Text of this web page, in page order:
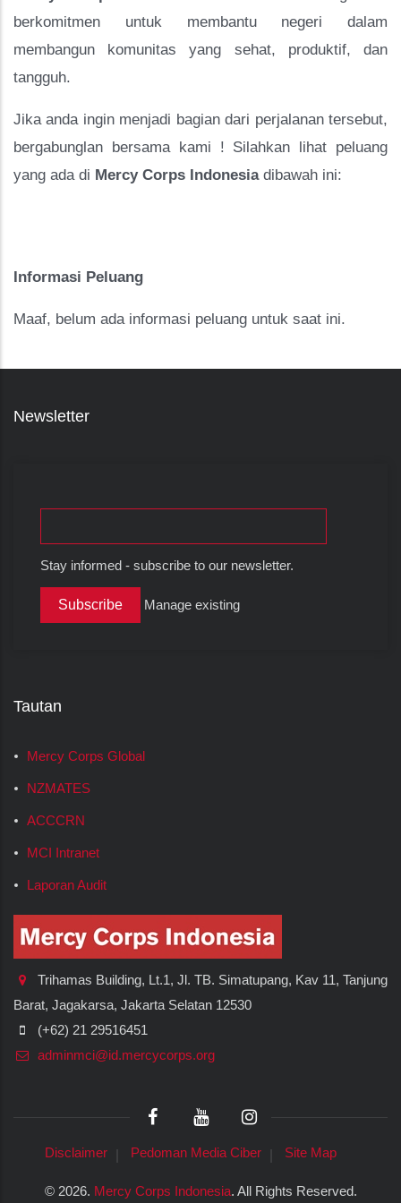
berkomitmen untuk membantu negeri dalam
membangun komunitas yang sehat, produktif, dan
tangguh.
Jika anda ingin menjadi bagian dari perjalanan tersebut,
bergabunglan bersama kami ! Silahkan lihat peluang
yang ada di Mercy Corps Indonesia dibawah ini:
Informasi Peluang
Maaf, belum ada informasi peluang untuk saat ini.
Newsletter
Stay informed - subscribe to our newsletter.
Manage existing
Tautan
Mercy Corps Global
NZMATES
ACCCRN
MCI Intranet
Laporan Audit
Trihamas Building, Lt.1, Jl. TB. Simatupang, Kav 11, Tanjung
Barat, Jagakarsa, Jakarta Selatan 12530
(+62) 21 29516451
adminmci@id.mercycorps.org
Disclaimer Pedoman Media Ciber Site Map
© 2026. Mercy Corps Indonesia. All Rights Reserved.